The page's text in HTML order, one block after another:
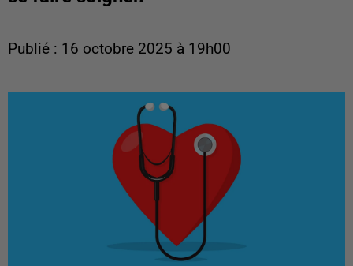
Publié : 16 octobre 2025 à 19h00